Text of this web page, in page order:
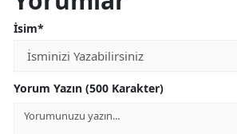
İsim*
Yorum Yazın (500 Karakter)